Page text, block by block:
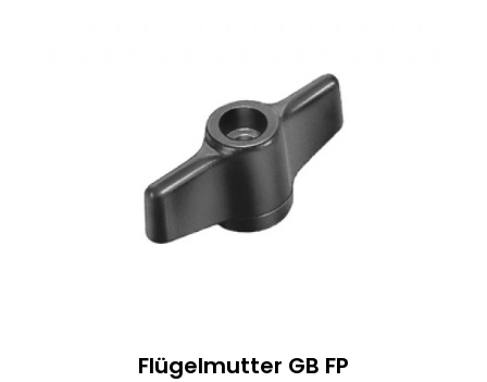
Flügelmutter GB FP